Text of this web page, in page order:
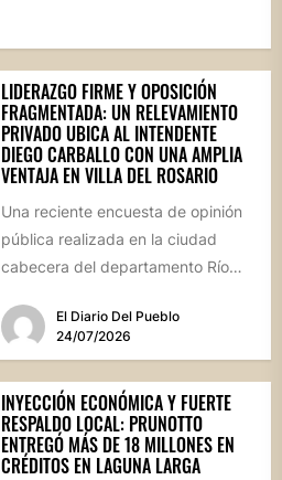
LIDERAZGO FIRME Y OPOSICIÓN
FRAGMENTADA: UN RELEVAMIENTO
PRIVADO UBICA AL INTENDENTE
DIEGO CARBALLO CON UNA AMPLIA
VENTAJA EN VILLA DEL ROSARIO
Una reciente encuesta de opinión
pública realizada en la ciudad
cabecera del departamento Río
mandatario...El Diario Del Pueblo
24/07/2026
INYECCIÓN ECONÓMICA Y FUERTE
RESPALDO LOCAL: PRUNOTTO
ENTREGÓ MÁS DE 18 MILLONES EN
CRÉDITOS EN LAGUNA LARGA